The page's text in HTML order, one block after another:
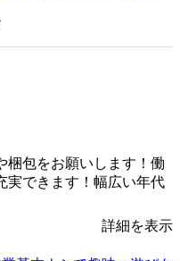
梱包をお願いします！働
実できます！幅広い年代
詳細を表示